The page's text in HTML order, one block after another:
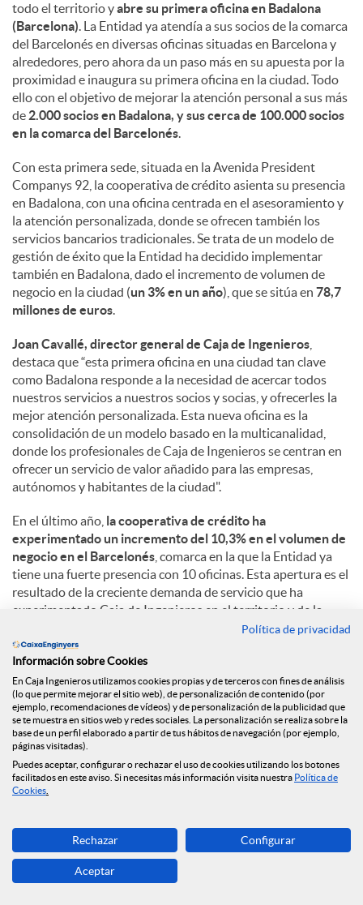
o
c
i
a
l
e
s
todo el territorio yabre su primera oficina en Badalona
(Barcelona). La Entidad ya atendía a sus socios de la comarca
del Barcelonés en diversas oficinas situadas en Barcelona y
alrededores, pero ahora da un paso más en su apuesta por la
proximidad e inaugura su primera oficina en la ciudad. Todo
ello con el objetivo de mejorar la atención personal a sus más
de 2.000 socios en Badalona, y sus cerca de 100.000 socios
en la comarca del Barcelonés.
Con esta primera sede, situada en la Avenida President
Companys 92, la cooperativa de crédito asienta su presencia
en Badalona, con una oficina centrada en el asesoramiento y
la atención personalizada, donde se ofrecen también los
servicios bancarios tradicionales. Se trata de un modelo de
gestión de éxito que la Entidad ha decidido implementar
también en Badalona, dado el incremento de volumen de
negocio en la ciudad (un 3% en un año), que se sitúa en 78,7
millones de euros.
Joan Cavallé, director general de Caja de Ingenieros
destaca que “esta primera oficina en una ciudad tan clave
como Badalona responde a la necesidad de acercar todos
nuestros servicios a nuestros socios y socias, y ofrecerles la
mejor atención personalizada. Esta nueva oficina es la
consolidación de un modelo basado en la multicanalidad,
donde los profesionales de Caja de Ingenieros se centran en
ofrecer un servicio de valor añadido para las empresas,
autónomos y habitantes de la ciudad".
En el último año, la cooperativa de crédito ha
experimentado un incremento del 10,3% en el volumen de
negocio en el Barcelonés , comarca en la que la Entidad ya
tiene una fuerte presencia con 10 oficinas. Esta apertura es el
resultado de la creciente demanda de servicio que ha
experimentado Caja de Ingenieros en el territorio y de la
voluntad de ofrecer un trato personalizado y de proximidad.
Con más de 223.000 habitantes, Badalona es la cuarta ciudad
más poblada de Cataluña y destaca su situación privilegiada,
cerca de Barcelona e inmersa en su área metropolitana. Con
áreas comerciales importantes como el Polígono de
Montigalà, y una fuerte apuesta por el sector terciario y el
turismo, la ciudad se configura como un territorio clave en
Cataluña.
C
o
Política de privacidad
Información sobre Cookies
En Caja Ingenieros utilizamos cookies propias y de terceros con fines de análisis
(lo que permite mejorar el sitio web), de personalización de contenido (por
ejemplo, recomendaciones de vídeos) y de personalización de la publicidad que
se te muestra en sitios web y redes sociales. La personalización se realiza sobre la
base de un perfil elaborado a partir de tus hábitos de navegación (por ejemplo,
páginas visitadas).
Puedes aceptar, configurar o rechazar el uso de cookies utilizando los botones
facilitados en este aviso. Si necesitas más información visita nuestra Política de
Cookies
Rechazar Configurar
Aceptar